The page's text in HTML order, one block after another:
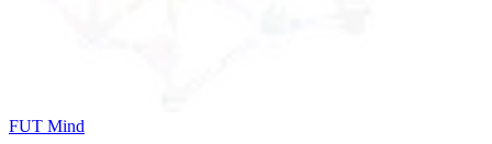
FUT Mind